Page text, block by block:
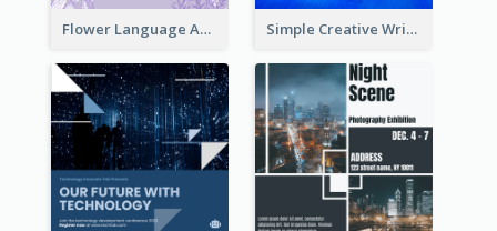
Flower Language And Calligraphy Instagram Post Simple Creative Writing Quote Instagram Post